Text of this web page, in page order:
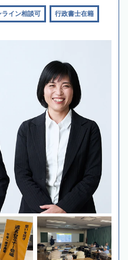
ライン相談可 行政書士在籍